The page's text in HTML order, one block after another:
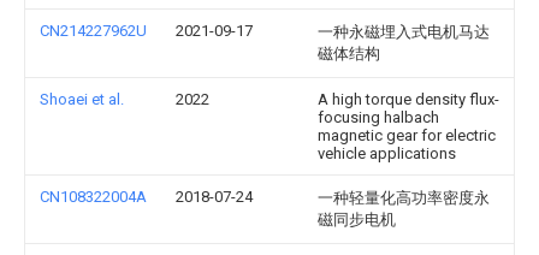
CN214227962U 2021-09-17
一种永磁埋入式电机马达
磁体结构
Shoaei et al. 2022
A high torque density flux-
focusing halbach
magnetic gear for electric
vehicle applications
CN108322004A 2018-07-24
一种轻量化高功率密度永
磁同步电机